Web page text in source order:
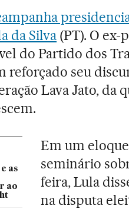
da Silva (PT). O
do Partido dos
reforçado seu
Lava Jato, da
as
ao
Em um
seminário
feira, Lula
na disputa